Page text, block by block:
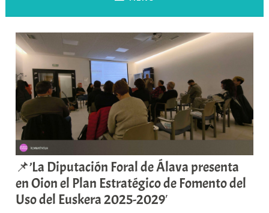
📌’La Diputación Foral de Álava presenta
en Oion el Plan Estratégico de Fomento del
Uso del Euskera 2025-2029′